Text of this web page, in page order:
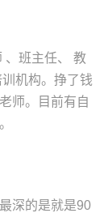
、班主任、 教
机构。挣了钱
师。目前有自
深的是就是90